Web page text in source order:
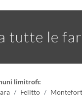
tutte le
limitrofi:
Felitto